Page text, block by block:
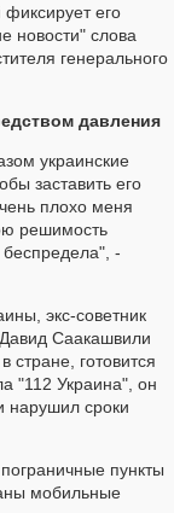
его
новости" слова
генерального
давления
украинские
заставить его
плохо меня
решимость
-
экс-советник
Саакашвили
готовится
"112 Украина", он
нарушил сроки
пункты
мобильные